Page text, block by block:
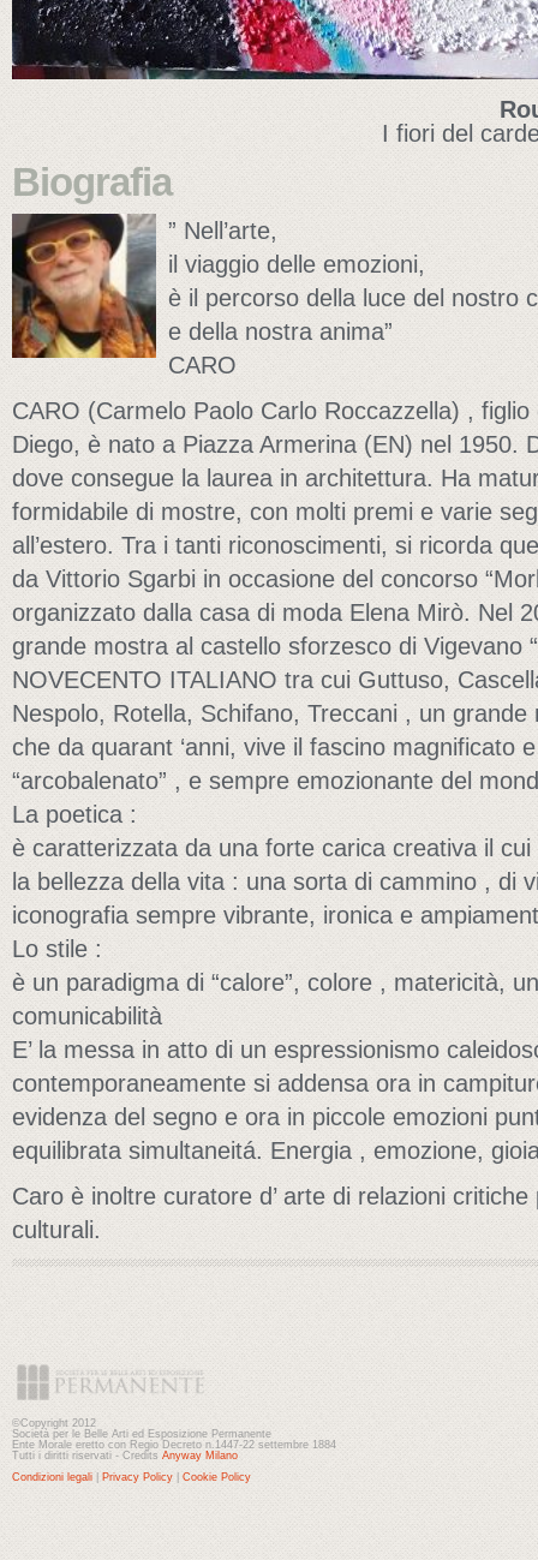
I fiori del
Biografia
” Nell’arte,
il viaggio delle emozioni,
è il percorso della luce del nostro
e della nostra anima”
CARO
CARO (Carmelo Paolo Carlo Roccazzella) , figlio
Diego, è nato a Piazza Armerina (EN) nel 1950.
dove consegue la laurea in architettura. Ha
formidabile di mostre, con molti premi e varie
all’estero. Tra i tanti riconoscimenti, si ricorda
da Vittorio Sgarbi in occasione del concorso
organizzato dalla casa di moda Elena Mirò. Nel
grande mostra al castello sforzesco di Vigevano
NOVECENTO ITALIANO tra cui Guttuso,
Nespolo, Rotella, Schifano, Treccani , un
che da quarant ‘anni, vive il fascino magnificato
“arcobalenato” , e sempre emozionante del
La poetica :
è caratterizzata da una forte carica creativa il
la bellezza della vita : una sorta di cammino , di
iconografia sempre vibrante, ironica e
Lo stile :
è un paradigma di “calore”, colore , matericità,
comunicabilità
E’ la messa in atto di un espressionismo
contemporaneamente si addensa ora in
evidenza del segno e ora in piccole emozioni
equilibrata simultaneitá. Energia , emozione,
Caro è inoltre curatore d’ arte di relazioni
culturali.
©Copyright 2012
Società per le Belle Arti ed Esposizione Permanente
Ente Morale eretto con Regio Decreto n.1447-22 settembre 1884
Tutti i diritti riservati - Credits Anyway Milano
Condizioni legali
Privacy Policy Cookie Policy